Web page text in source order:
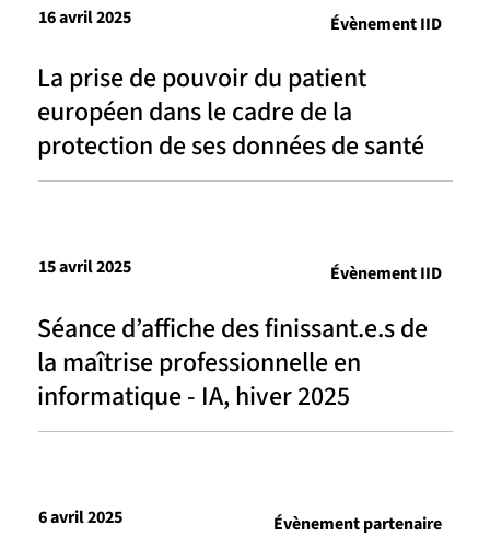
La prise de pouvoir du patient
européen dans le cadre de la
protection de ses données de santé
16 avril 2025 Évènement IID
Séance d’affiche des finissant.e.s de
la maîtrise professionnelle en
informatique - IA, hiver 2025
15 avril 2025 Évènement IID
6 avril 2025 Évènement partenaire